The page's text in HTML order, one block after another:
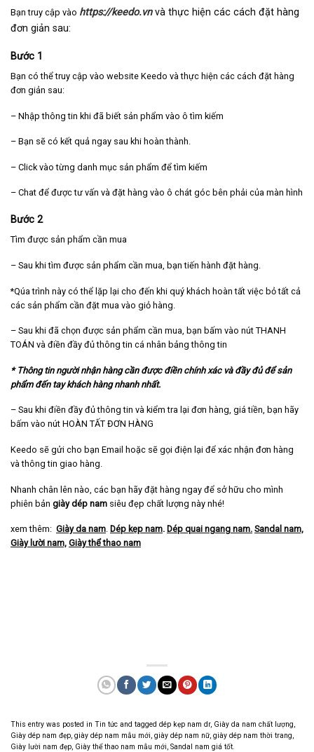
Bạn truy cập vào https://keedo.vnvà thực hiện các cách đặt hàng
đơn giản sau:
Bước 1
Bạn có thể truy cập vào website Keedo và thực hiện các cách đặt hàng
đơn giản sau:
– Nhập thông tin khi đã biết sản phẩm vào ô tìm kiếm
– Bạn sẽ có kết quả ngay sau khi hoàn thành.
– Click vào từng danh mục sản phẩm để tìm kiếm
– Chat để được tư vấn và đặt hàng vào ô chát góc bên phải của màn hình
Bước 2
Tìm được sản phẩm cần mua
– Sau khi tìm được sản phẩm cần mua, bạn tiến hành đặt hàng.
*Qúa trình này có thể lặp lại cho đến khi quý khách hoàn tất việc bỏ tất cả
các sản phẩm cần đặt mua vào giỏ hàng.
– Sau khi đã chọn được sản phẩm cần mua, bạn bấm vào nút THANH
TOÁN và điền đầy đủ thông tin cá nhân bảng thông tin
* Thông tin người nhận hàng cần được điền chính xác và đầy đủ để sản
phẩm đến tay khách hàng nhanh nhất.
– Sau khi điền đầy đủ thông tin và kiểm tra lại đơn hàng, giá tiền, bạn hãy
bấm vào nút HOÀN TẤT ĐƠN HÀNG
Keedo sẽ gửi cho bạn Email hoặc sẽ gọi điện lại để xác nhận đơn hàng
và thông tin giao hàng.
Nhanh chân lên nào, các bạn hãy đặt hàng ngay để sở hữu cho mình
phiên bản giày dép nam siêu đẹp chất lượng này nhé!
xem thêm: Giày da nam. Dép kẹp nam. Dép quai ngang nam. Sandal nam,
Giày lười nam, Giày thể thao nam
This entry was posted in Tin tức and tagged dép kẹp nam dr, Giày da nam chất lượng,
Giày dép nam đẹp, giày dép nam mẫu mới, giày dép nam nữ, giày dép nam thời trang,
Giày lười nam đẹp, Giày thể thao nam mẫu mới, Sandal nam giá tốt.